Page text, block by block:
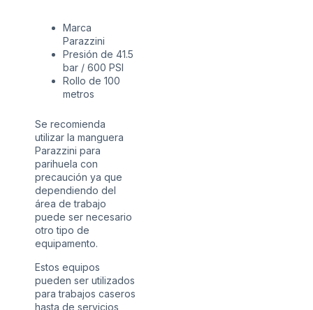
Marca
Parazzini
Presión de 41.5
bar / 600 PSI
Rollo de 100
metros
Se recomienda
utilizar la manguera
Parazzini para
parihuela con
precaución ya que
dependiendo del
área de trabajo
puede ser necesario
otro tipo de
equipamento.
Estos equipos
pueden ser utilizados
para trabajos caseros
hasta de servicios